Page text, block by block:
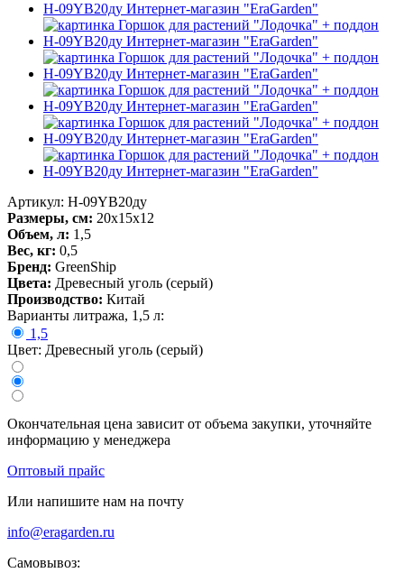
Артикул: H-09YB20ду
Размеры, см: 20х15х12
Объем, л: 1,5
Вес, кг: 0,5
Бренд: GreenShip
Цвета: Древесный уголь (серый)
Производство: Китай
Варианты литража, 1,5 л:
1,5
Цвет: Древесный уголь (серый)
Окончательная цена зависит от объема закупки, уточняйте
информацию у менеджера
Оптовый прайс
Или напишите нам на почту
info@eragarden.ru
Самовывоз: